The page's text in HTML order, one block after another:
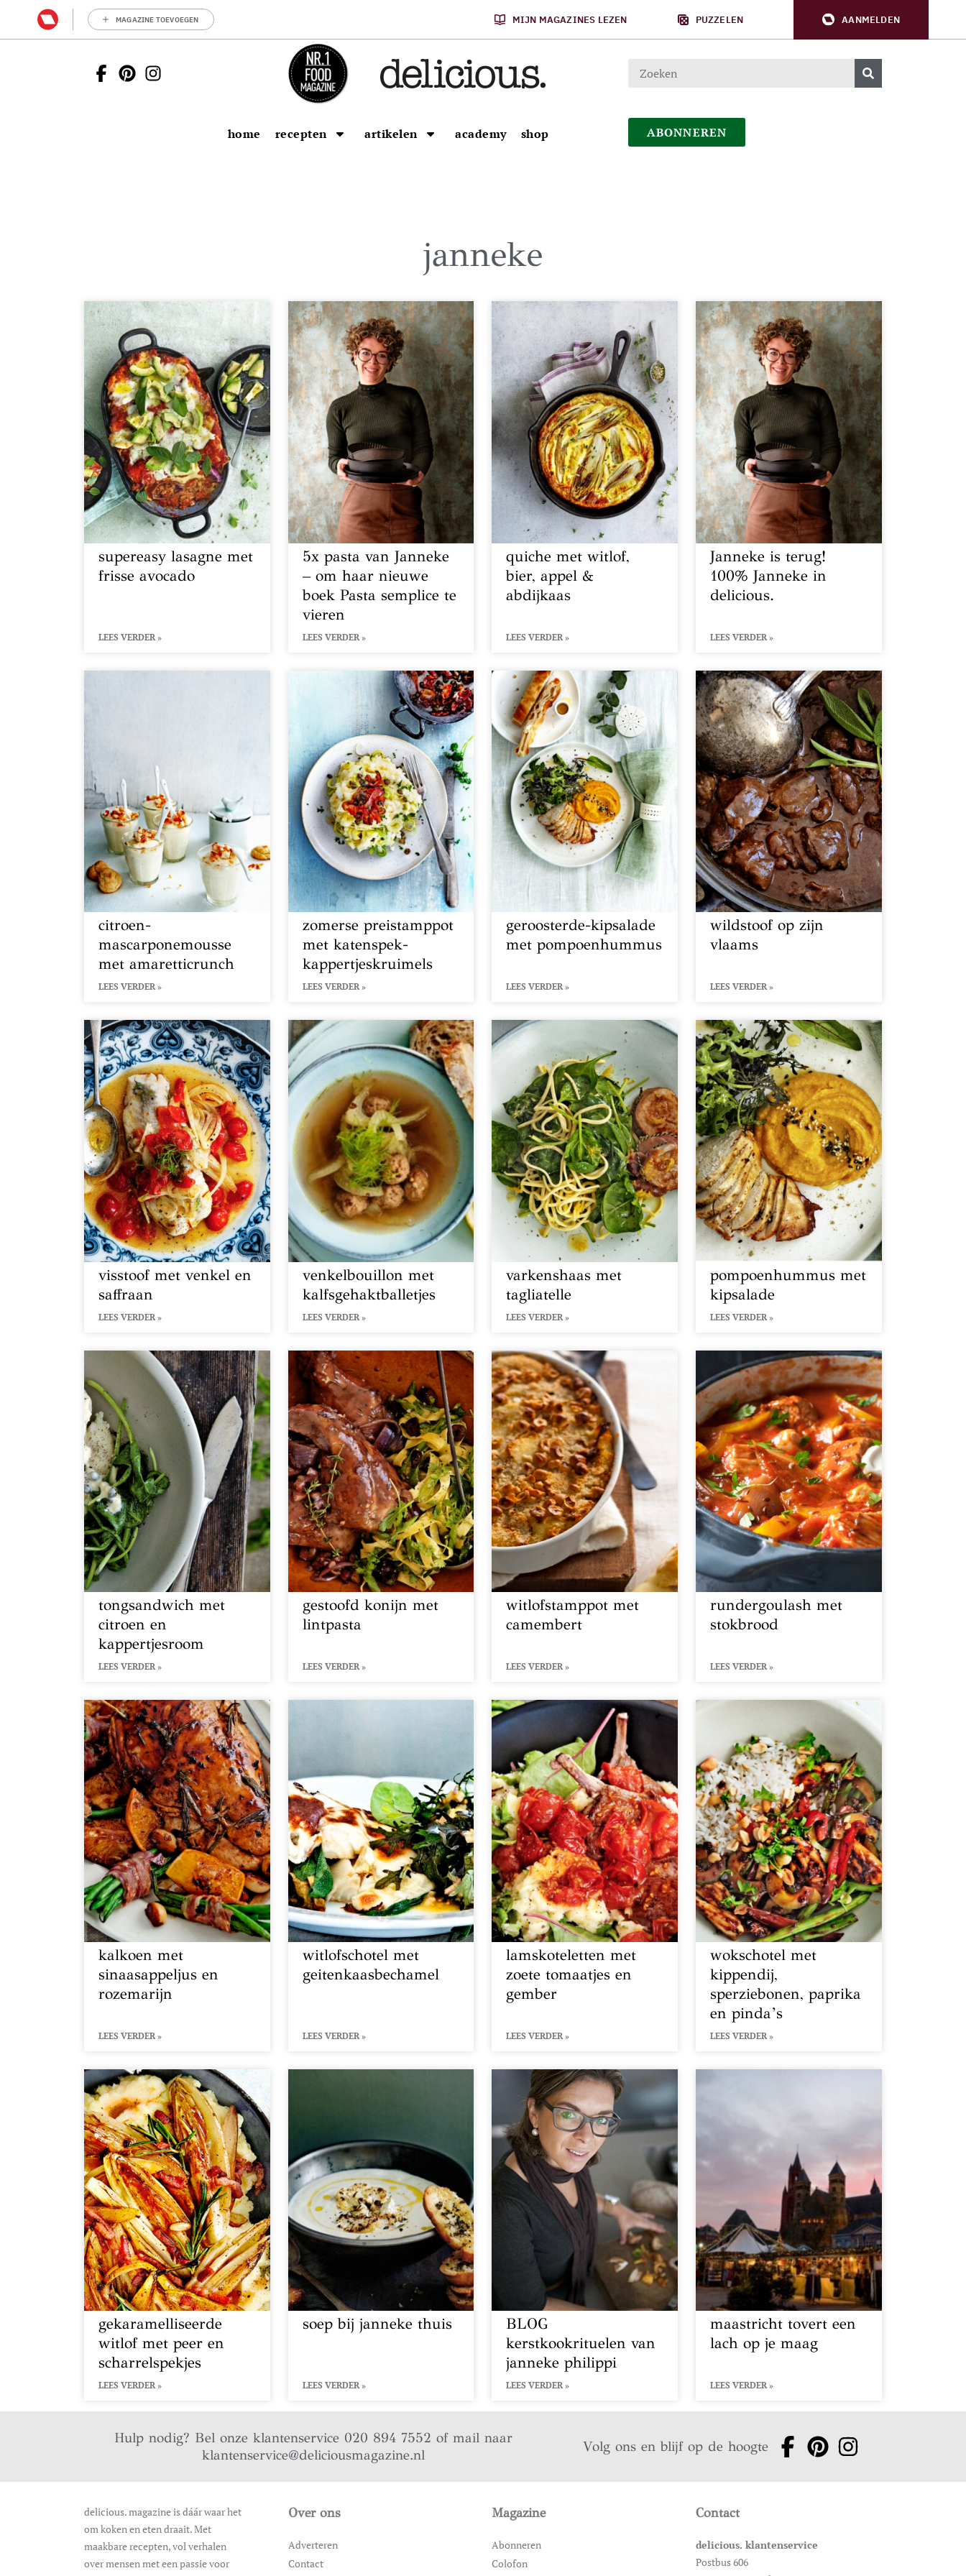
MAGAZINE TOEVOEGEN MIJN MAGAZINES LEZEN PUZZELEN AANMELDEN
home recepten artikelen academy shop ABONNEREN
janneke
supereasy lasagne met
frisse avocado
LEES VERDER »
5x pasta van Janneke
– om haar nieuwe
boek Pasta semplice te
vieren
LEES VERDER »
quiche met witlof,
bier, appel &
abdijkaas
LEES VERDER »
Janneke is terug!
100% Janneke in
delicious.
LEES VERDER »
citroen-
mascarponemousse
met amaretticrunch
LEES VERDER »
zomerse preistamppot
met katenspek-
kappertjeskruimels
LEES VERDER »
geroosterde-kipsalade
met pompoenhummus
LEES VERDER »
wildstoof op zijn
vlaams
LEES VERDER »
visstoof met venkel en
saffraan
LEES VERDER »
venkelbouillon met
kalfsgehaktballetjes
LEES VERDER »
varkenshaas met
tagliatelle
LEES VERDER »
pompoenhummus met
kipsalade
LEES VERDER »
tongsandwich met
citroen en
kappertjesroom
LEES VERDER »
gestoofd konijn met
lintpasta
LEES VERDER »
witlofstamppot met
camembert
LEES VERDER »
rundergoulash met
stokbrood
LEES VERDER »
kalkoen met
sinaasappeljus en
rozemarijn
LEES VERDER »
witlofschotel met
geitenkaasbechamel
LEES VERDER »
lamskoteletten met
zoete tomaatjes en
gember
LEES VERDER »
wokschotel met
kippendij,
sperziebonen, paprika
en pinda’s
LEES VERDER »
gekaramelliseerde
witlof met peer en
scharrelspekjes
LEES VERDER »
soep bij janneke thuis
LEES VERDER »
BLOG
kerstkookrituelen van
janneke philippi
LEES VERDER »
maastricht tovert een
lach op je maag
LEES VERDER »
Hulp nodig? Bel onze klantenservice 020 894 7552 of mail naar
klantenservice@deliciousmagazine.nl
Volg ons en blijf op de hoogte
delicious. magazine is dáár waar het
om koken en eten draait. Met
maakbare recepten, vol verhalen
over mensen met een passie voor
Over ons
Adverteren
Contact
Magazine
Abonneren
Colofon
Contact
delicious. klantenservice
Postbus 606